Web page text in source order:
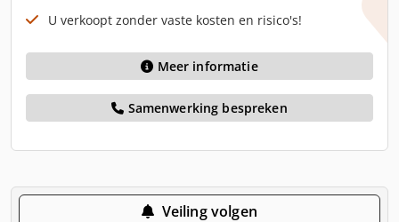
U verkoopt zonder vaste kosten en risico's!
Meer informatie
Samenwerking bespreken
Veiling volgen